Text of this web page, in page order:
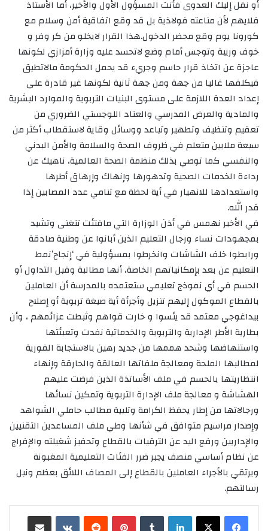
أو نقل إليك العدوى فأنت المسؤول الأول والأخير، أما الأستاذ
فلايهم لأن مناعته فولاذية بل قد وقع اتفاقية أمن وسلام مع
كورونا يوم وقع محضر الدخول.هذا القرار لايخلو من كر وفر و
خوف وريبة وتوجس أمام وضع لاتحسد عليه وزارة أمزازي لكونها
عاجزة عن اتخاذ قرار حاسم وجريء قد يحمل الحكومة مالاتطيق
فيكلفها غاليا من جهة ومن جهة ثانية لكونها غير قادرة على
إعداد العدة اللازمة على مستوى البنيات التربوية والموارد البشرية
والمادية والعرض المدرسي والعتاد اللوجستي الضروري من
تعقيم وتنظيف وتطهير وتباعد ووسائل وقاية لاستقطاب أكثر من
سبعة ملايين متعلم في ظروف الصحة والسلامة والأمن البدني
والنفسي كما توصي بذلك منظمة الصحة العالمية، ناهيك عن
رداءة الخدمات الصحية وتدهورها وإنهاك وإرهاق أطرها
واستعدادها للانهيار في أية لحظة مع تنامي عدد المصابين إذا
قدر الله.
في الأخير نهمس في أذن الوزارة التي مافتئت تتغنى وتشيد
بمجهودات نساء ورجال التعليم الذين أبانوا عن وطنية صادقة
ورابطوا خلف الشاشات وانخرطوا بمسؤولية في ‘إنجاح’نمط
التعليم عن بعد بإمكانياتهم الخاصة، أنها مطالبة وقبل التداول أو
الحسم في أي نموذج تعليمي ستعتمده بالمدرسة أن العاملين
بالقطاع الموكول إليهم تنزيل وأجرأة أية صيغة تربوية أو إصلاح
بيداغوجي معتمد قد يئسوا و خارت قواهم وثبطت عزائمهم ، وأن
بطارية الأطر الإدارية والتربوية والخدماتية نفدت وتعبئتها
واستنهاضها وشحد هممها من جديد رهين بالاستجابة الفورية
لمطالبها الملحة ومعالجة ملفاتها العالقة والحارقة وإنهاء
انتظاريتها بالحسم في ملف الأساتذة الذين فرضت عليهم
الهشاشة و معالجة ملف الإدارة التربوية وتمكين نسائها
ورجالاتها من إطار يحفظ الكرامة وتلبية مطالب حاملي الشواهد
وإصدار مراسيم متوافق في شأنها وطي ملف المساعدين التقنيين
والإداريين ورفع اليد عن الترقيات بالقطاع وتحفيز شغيلته والإفراج
عن نظام أساسي منصف يجبر ضرر الفئات التعليمية المغبونة
ويرتقي بالأجراء العاملين بالقطاع إلى المصاف اللائق بعظم ونبل
رسالتهم.
لينكدإن بينتيريست